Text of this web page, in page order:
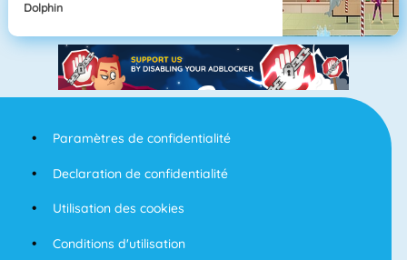
Dolphin
Paramètres de confidentialité
Declaration de confidentialité
Utilisation des cookies
Conditions d'utilisation